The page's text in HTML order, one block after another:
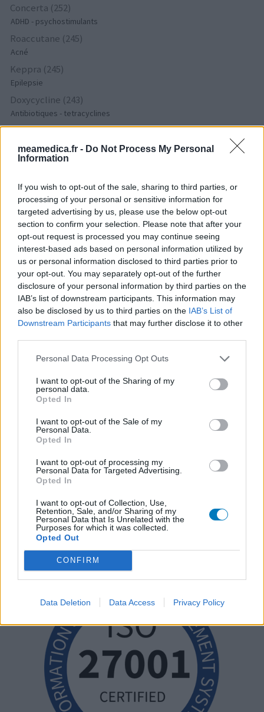
meamedica.fr - Do Not Process My Personal
Information
If you wish to opt-out of the sale, sharing to third parties, or
processing of your personal or sensitive information for
targeted advertising by us, please use the below opt-out
section to confirm your selection. Please note that after your
opt-out request is processed you may continue seeing
interest-based ads based on personal information utilized by
us or personal information disclosed to third parties prior to
your opt-out. You may separately opt-out of the further
disclosure of your personal information by third parties on the
IAB’s list of downstream participants. This information may
also be disclosed by us to third parties on the IAB’s List of
Downstream Participants that may further disclose it to other
Personal Data Processing Opt Outs
I want to opt-out of the Sharing of my
personal data.
Opted In
I want to opt-out of the Sale of my
Personal Data.
Opted In
I want to opt-out of processing my
Personal Data for Targeted Advertising.
Opted In
I want to opt-out of Collection, Use,
Retention, Sale, and/or Sharing of my
Personal Data that Is Unrelated with the
Purposes for which it was collected.
Opted Out
CONFIRM
Data Deletion Data Access Privacy Policy
Concerta (252)
ADHD - psychostimulants
Roaccutane (245)
Acné
Keppra (245)
Epilepsie
Doxycycline (243)
Antibiotiques - tetracyclines
Laroxyl (239)
Dépression - antidépresseurs TCA
Risperdal (230)
Les évaluations de cette page sont écrites par les utilisateurs
eux-mêmes ; ces avis sont d’abord lus, et éventuellement
adaptés afin de répondre à nos standards en ce qui concerne
l’évaluation d’un médicament, avant d’être approuvés. Pour
partager des évaluations, il n’est pas nécessaire de posséder
des connaissances médicales. De cette façon, les évaluations
reflètent seulement une image fidèle des expériences propres
aux utilisateurs et pas celle du propriétaire de ce site web.
N’oubliez-pas que les expériences peuvent varier selon les
individus et que pour tout avis médical, il faut toujours prendre
contact avec votre médecin ou votre pharmacien.